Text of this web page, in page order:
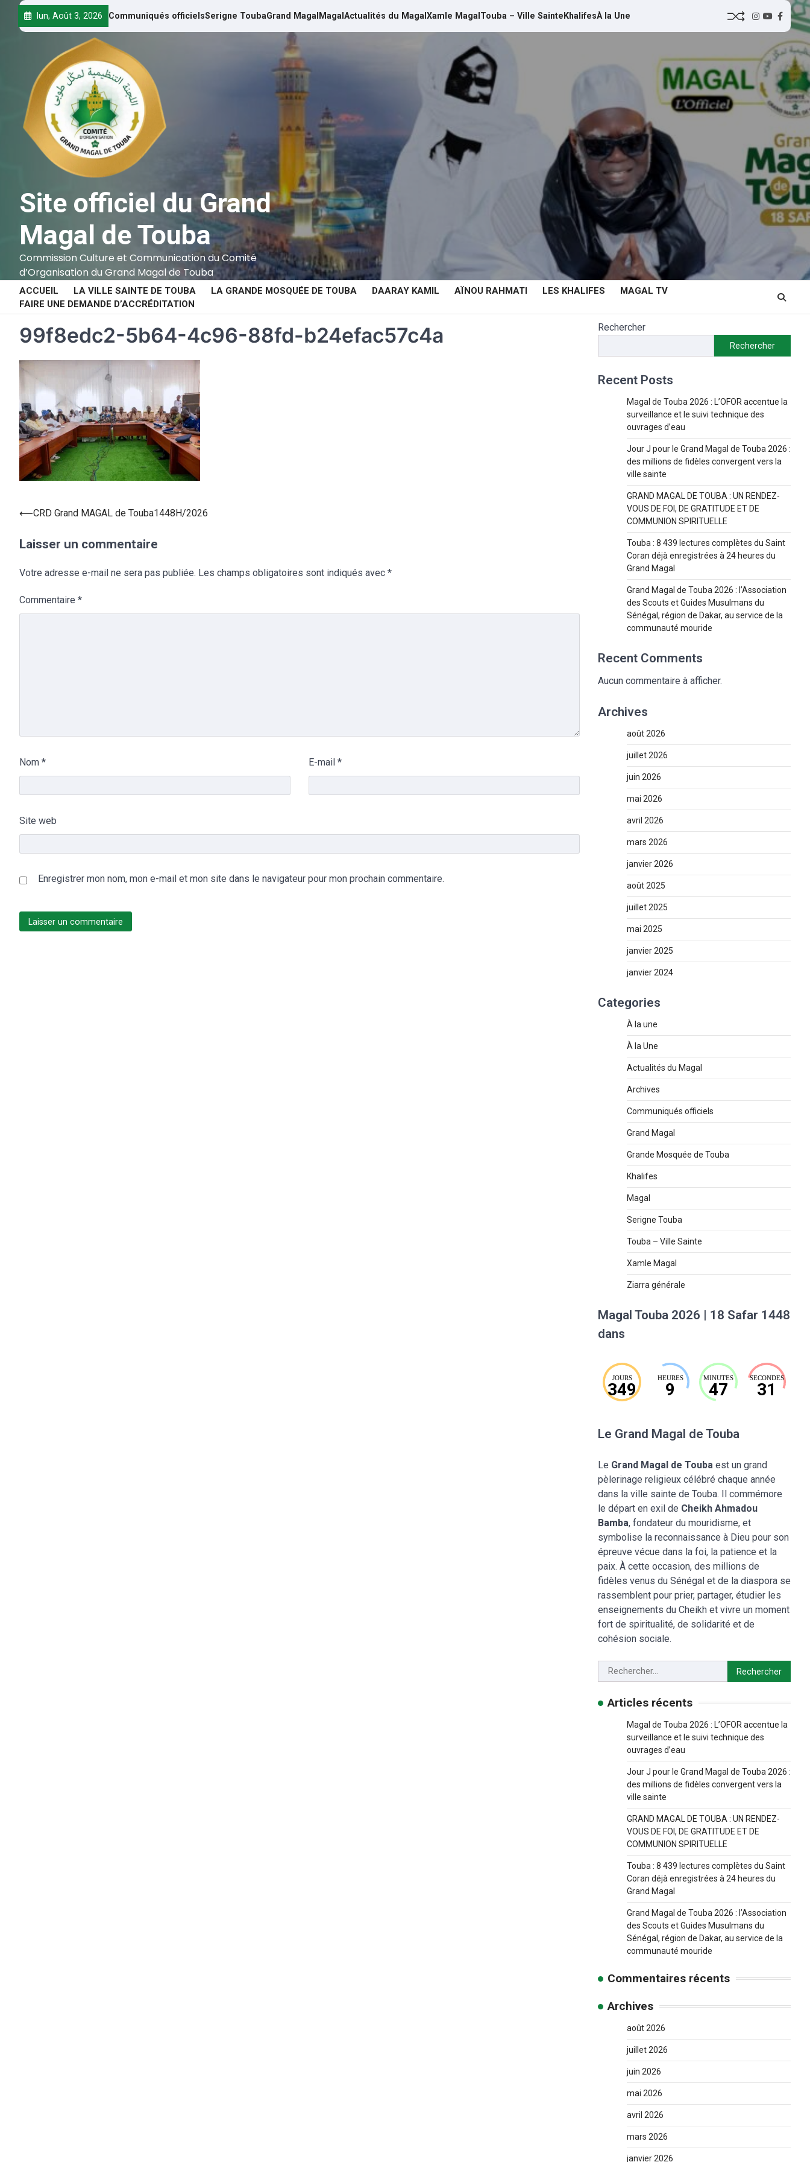
lun, Août 3, 2026 Communiqués officielsSerigne ToubaGrand Magal Magal Actualités du Magal Xamle Magal Touba – Ville Sainte KhalifesÀ la Une
Site officiel du Grand
Magal de Touba
Commission Culture et Communication du Comité
d’Organisation du Grand Magal de Touba
ACCUEIL LA VILLE SAINTE DE TOUBA LA GRANDE MOSQUÉE DE TOUBA DAARAY KAMIL AÏNOU RAHMATI LES KHALIFES
MAGAL TV
FAIRE UNE DEMANDE D’ACCRÉDITATION
99f8edc2-5b64-4c96-88fd-b24efac57c4a
⟵CRD Grand MAGAL de Touba1448H/2026
Laisser un commentaire
Votre adresse e-mail ne sera pas publiée. Les champs obligatoires sont indiqués avec *
Commentaire *
Nom * E-mail *
Site web
Enregistrer mon nom, mon e-mail et mon site dans le navigateur pour mon prochain commentaire.
Rechercher
Rechercher
Recent Posts
Magal de Touba 2026 : L’OFOR accentue la
surveillance et le suivi technique des
ouvrages d’eau
Jour J pour le Grand Magal de Touba 2026 :
des millions de fidèles convergent vers la
ville sainte
GRAND MAGAL DE TOUBA : UN RENDEZ-
VOUS DE FOI, DE GRATITUDE ET DE
COMMUNION SPIRITUELLE
Touba : 8 439 lectures complètes du Saint
Coran déjà enregistrées à 24 heures du
Grand Magal
Grand Magal de Touba 2026 : l’Association
des Scouts et Guides Musulmans du
Sénégal, région de Dakar, au service de la
communauté mouride
Recent Comments
Aucun commentaire à afficher.
Archives
août 2026
juillet 2026
juin 2026
mai 2026
avril 2026
mars 2026
janvier 2026
août 2025
juillet 2025
mai 2025
janvier 2025
janvier 2024
Categories
À la une
À la Une
Actualités du Magal
Archives
Communiqués officiels
Grand Magal
Grande Mosquée de Touba
Khalifes
Magal
Serigne Touba
Touba – Ville Sainte
Xamle Magal
Ziarra générale
Magal Touba 2026 | 18 Safar 1448
dans
JOURS
349
HEURES
9
MINUTES
47
SECONDES
30
Le Grand Magal de Touba
Le Grand Magal de Touba est un grand
pèlerinage religieux célébré chaque année
dans la ville sainte de Touba. Il commémore
le départ en exil de Cheikh Ahmadou
Bamba, fondateur du mouridisme, et
symbolise la reconnaissance à Dieu pour son
épreuve vécue dans la foi, la patience et la
paix. À cette occasion, des millions de
fidèles venus du Sénégal et de la diaspora se
rassemblent pour prier, partager, étudier les
enseignements du Cheikh et vivre un moment
fort de spiritualité, de solidarité et de
cohésion sociale.
Articles récents
Magal de Touba 2026 : L’OFOR accentue la
surveillance et le suivi technique des
ouvrages d’eau
Jour J pour le Grand Magal de Touba 2026 :
des millions de fidèles convergent vers la
ville sainte
GRAND MAGAL DE TOUBA : UN RENDEZ-
VOUS DE FOI, DE GRATITUDE ET DE
COMMUNION SPIRITUELLE
Touba : 8 439 lectures complètes du Saint
Coran déjà enregistrées à 24 heures du
Grand Magal
Grand Magal de Touba 2026 : l’Association
des Scouts et Guides Musulmans du
Sénégal, région de Dakar, au service de la
communauté mouride
Commentaires récents
Archives
août 2026
juillet 2026
juin 2026
mai 2026
avril 2026
mars 2026
janvier 2026